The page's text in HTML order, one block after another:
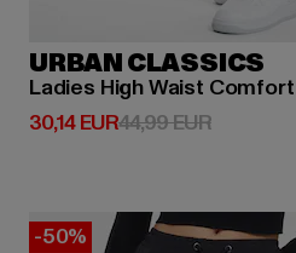
URBAN CLASSICS
Ladies High Waist
30,14 EUR
Derzeitiger Preis: 30,14 EUR
44,99 EUR
-50%